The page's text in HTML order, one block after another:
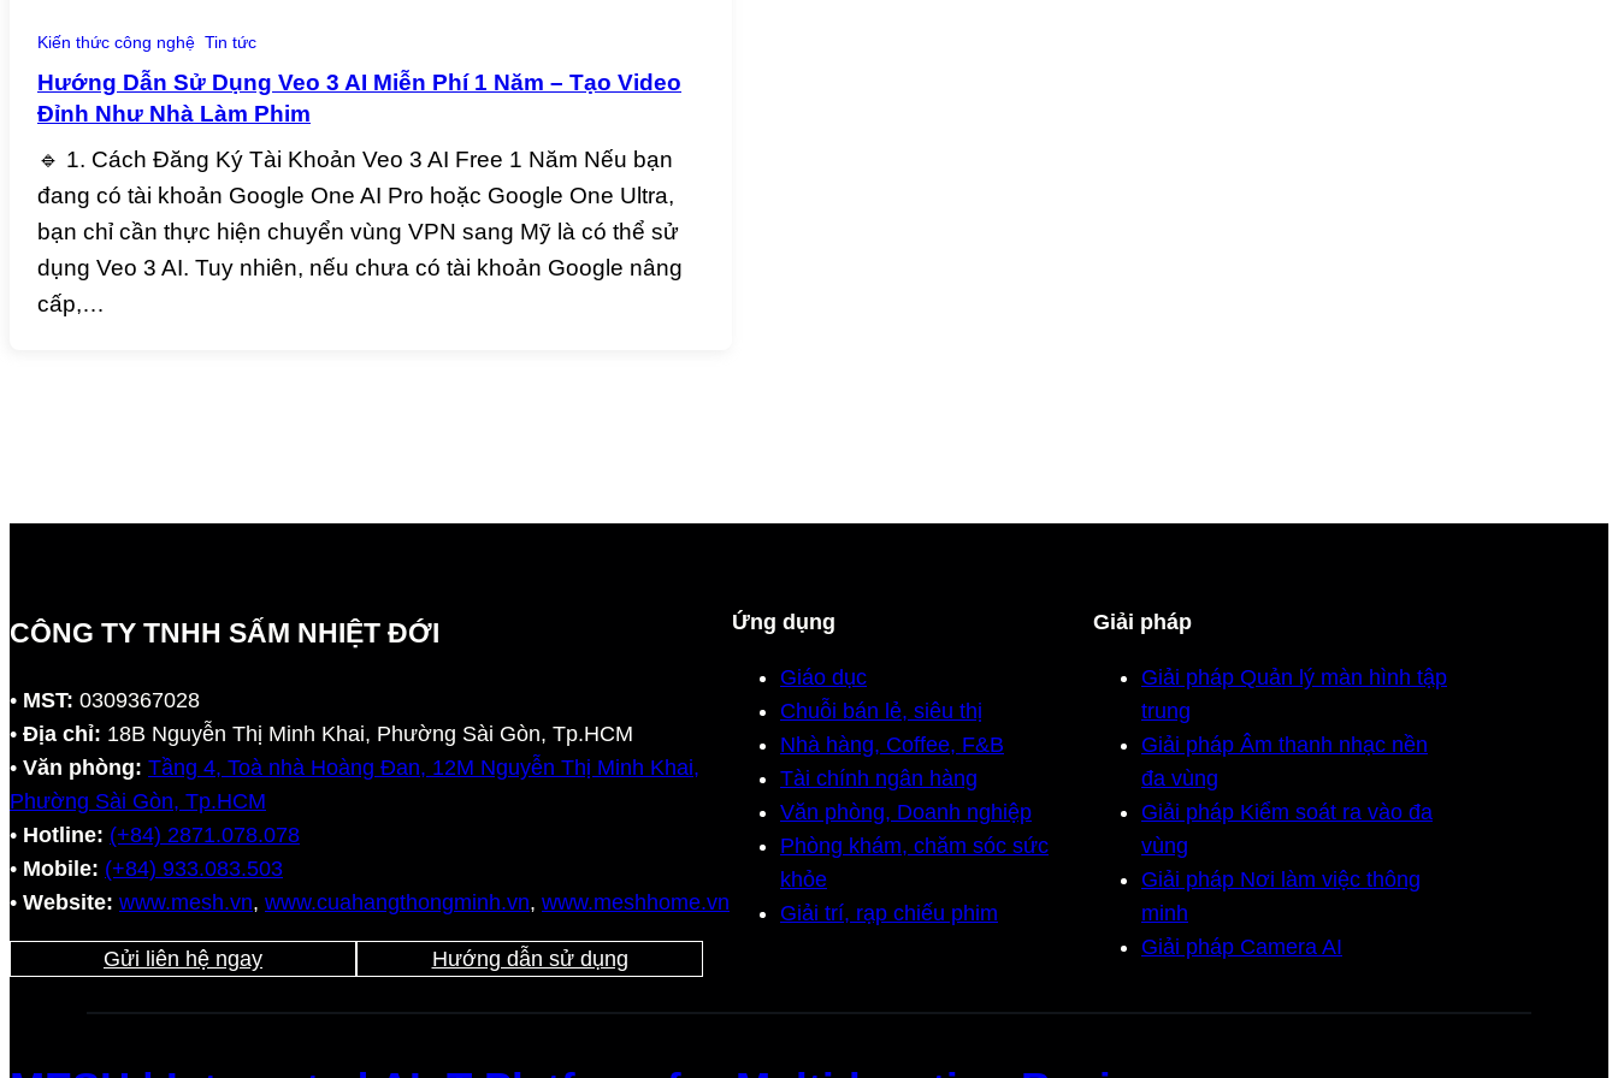
Kiến thức công nghệ Tin tức
Hướng Dẫn Sử Dụng Veo 3 AI Miễn Phí 1 Năm – Tạo Video
Đỉnh Như Nhà Làm Phim
🔹 1. Cách Đăng Ký Tài Khoản Veo 3 AI Free 1 Năm Nếu bạn
đang có tài khoản Google One AI Pro hoặc Google One Ultra,
bạn chỉ cần thực hiện chuyển vùng VPN sang Mỹ là có thể sử
dụng Veo 3 AI. Tuy nhiên, nếu chưa có tài khoản Google nâng
cấp,…
CÔNG TY TNHH SẤM NHIỆT ĐỚI
• MST: 0309367028
• Địa chỉ: 18B Nguyễn Thị Minh Khai, Phường Sài Gòn, Tp.HCM
• Văn phòng: Tầng 4, Toà nhà Hoàng Đan, 12M Nguyễn Thị Minh Khai,
Phường Sài Gòn, Tp.HCM
• Hotline: (+84) 2871.078.078
• Mobile: (+84) 933.083.503
• Website: www.mesh.vn, www.cuahangthongminh.vn, www.meshhome.vn
Gửi liên hệ ngay Hướng dẫn sử dụng
Ứng dụng
Giáo dục
Chuỗi bán lẻ, siêu thị
Nhà hàng, Coffee, F&B
Tài chính ngân hàng
Văn phòng, Doanh nghiệp
Phòng khám, chăm sóc sức
khỏe
Giải trí, rạp chiếu phim
Giải pháp
Giải pháp Quản lý màn hình tập
trung
Giải pháp Âm thanh nhạc nền
đa vùng
Giải pháp Kiểm soát ra vào đa
vùng
Giải pháp Nơi làm việc thông
minh
Giải pháp Camera AI